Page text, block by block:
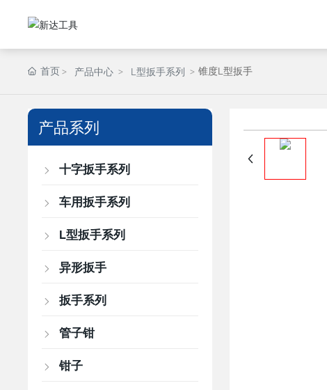
首页 产品中心 L型扳手系列 锥度L型扳手
产品系列
十字扳手系列
车用扳手系列
L型扳手系列
异形扳手
扳手系列
管子钳
钳子